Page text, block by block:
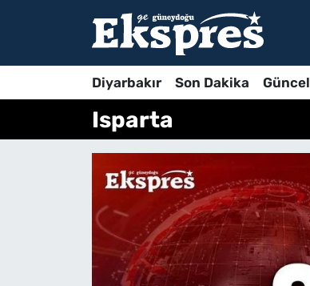
Diyarbakır Son Dakika Güncel
Isparta